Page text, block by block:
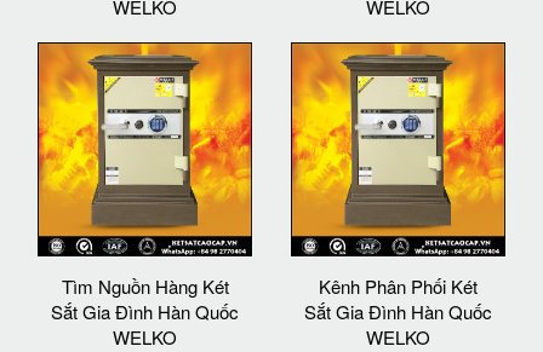
WELKO WELKO
Tìm Nguồn Hàng Két
Sắt Gia Đình Hàn Quốc
WELKO
Kênh Phân Phối Két
Sắt Gia Đình Hàn Quốc
WELKO